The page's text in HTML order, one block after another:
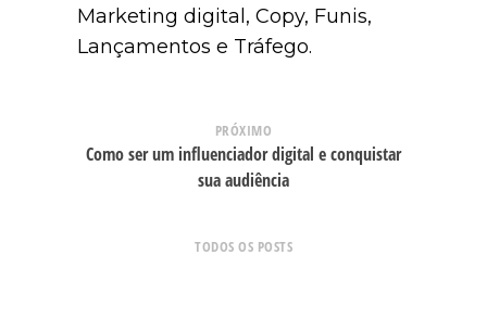
Marketing digital, Copy, Funis,
Lançamentos e Tráfego.
PRÓXIMO
Como ser um influenciador digital e conquistar
sua audiência
TODOS OS POSTS